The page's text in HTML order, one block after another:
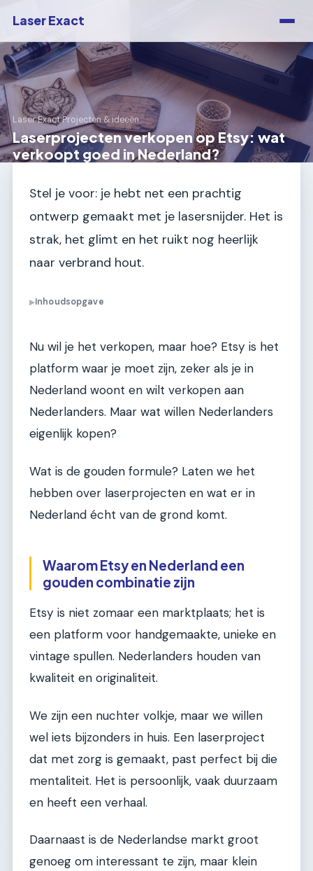
Laser Exact
Laser Exact›Projecten & ideeën
Laserprojecten verkopen op Etsy: wat
verkoopt goed in Nederland?
Stel je voor: je hebt net een prachtig
ontwerp gemaakt met je lasersnijder. Het is
strak, het glimt en het ruikt nog heerlijk
naar verbrand hout.
▶Inhoudsopgave
Nu wil je het verkopen, maar hoe? Etsy is het
platform waar je moet zijn, zeker als je in
Nederland woont en wilt verkopen aan
Nederlanders. Maar wat willen Nederlanders
eigenlijk kopen?
Wat is de gouden formule? Laten we het
hebben over laserprojecten en wat er in
Nederland écht van de grond komt.
Waarom Etsy en Nederland een
gouden combinatie zijn
Etsy is niet zomaar een marktplaats; het is
een platform voor handgemaakte, unieke en
vintage spullen. Nederlanders houden van
kwaliteit en originaliteit.
We zijn een nuchter volkje, maar we willen
wel iets bijzonders in huis. Een laserproject
dat met zorg is gemaakt, past perfect bij die
mentaliteit. Het is persoonlijk, vaak duurzaam
en heeft een verhaal.
Daarnaast is de Nederlandse markt groot
genoeg om interessant te zijn, maar klein